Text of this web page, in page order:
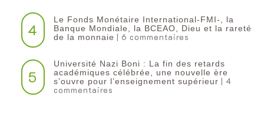
4
Le Fonds Monétaire International-FMI-, la
Banque Mondiale, la BCEAO, Dieu et la rareté
de la monnaie | 6 commentaires
5
Université Nazi Boni : La fin des retards
académiques célébrée, une nouvelle ère
s’ouvre pour l’enseignement supérieur | 4
commentaires